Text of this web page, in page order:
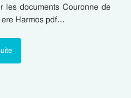
les documents Couronne de
Harmos pdf…